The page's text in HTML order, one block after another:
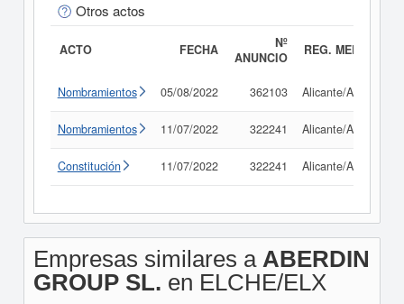
Otros actos
ACTO FECHA
Nº
ANUNCIO
REG. MERC.
Nombramientos 05/08/2022 362103 Alicante/Alacant
Nombramientos 11/07/2022 322241 Alicante/Alacant
Constitución 11/07/2022 322241 Alicante/Alacant
Empresas similares a ABERDIN
GROUP SL. en ELCHE/ELX